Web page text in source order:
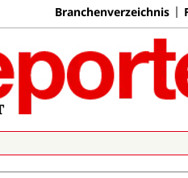
Branchenverzeichnis